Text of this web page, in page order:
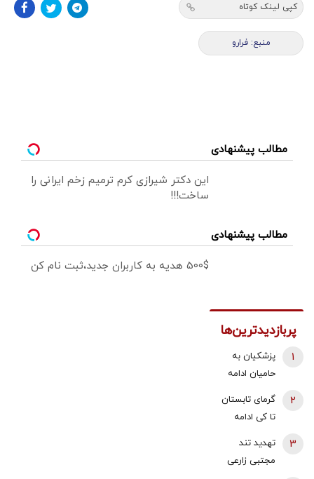
کپی لینک کوتاه
منبع: فرارو
مطالب پیشنهادی
این دکتر شیرازی کرم ترمیم زخم ایرانی را
ساخت!!!
مطالب پیشنهادی
500$ هدیه به کاربران جدید،ثبت نام کن
پربازدیدترین‌ها
پزشکیان به
حامیان ادامه
جنگ:
همین‌جوری
نگویید بزن/
تبعاتش را هم
باید دید
1
گرمای تابستان
تا کی ادامه
تا ۵۰ روز دیگر
2
تهدید تند
مجتبی زارعی
3